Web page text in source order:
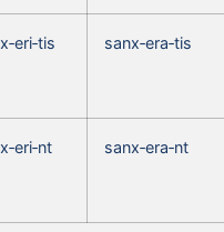
sanx‑era‑tis
sanx‑era‑nt